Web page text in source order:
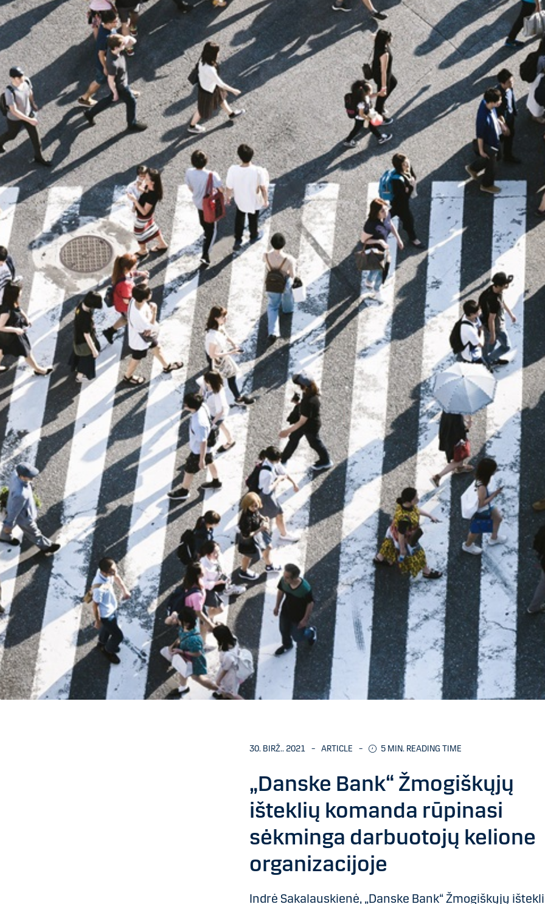
30. BIRŽ.. 2021 – ARTICLE – 5 MIN. READING TIME
„Danske Bank“ Žmogiškųjų
išteklių komanda rūpinasi
sėkminga darbuotojų kelione
organizacijoje
Indrė Sakalauskienė, „Danske Bank“ Žmogiškųjų